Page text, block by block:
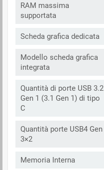
RAM massima
supportata
Scheda grafica dedicata
Modello scheda grafica
integrata
Quantità di porte USB 3.2
Gen 1 (3.1 Gen 1) di tipo
C
Quantità porte USB4 Gen
3×2
Memoria Interna